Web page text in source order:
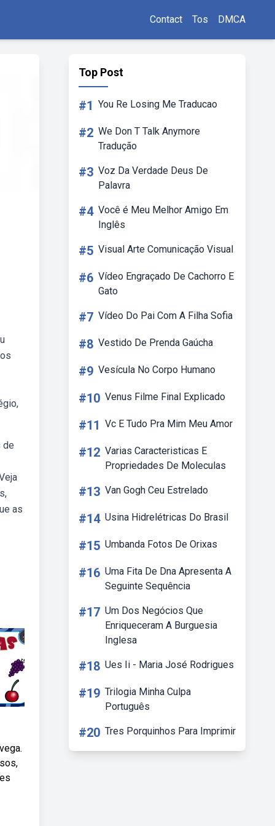
Contact Tos DMCA
de
as
Top Post
#1 You Re Losing Me Traducao
#2 We Don T Talk Anymore
Tradução
#3 Voz Da Verdade Deus De
Palavra
#4 Você é Meu Melhor Amigo Em
Inglês
#5 Visual Arte Comunicação Visual
#6 Vídeo Engraçado De Cachorro E
Gato
#7 Vídeo Do Pai Com A Filha Sofia
#8 Vestido De Prenda Gaúcha
#9 Vesícula No Corpo Humano
#10 Venus Filme Final Explicado
#11 Vc E Tudo Pra Mim Meu Amor
#12 Varias Caracteristicas E
Propriedades De Moleculas
#13 Van Gogh Ceu Estrelado
#14 Usina Hidrelétricas Do Brasil
#15 Umbanda Fotos De Orixas
#16 Uma Fita De Dna Apresenta A
Seguinte Sequência
#17 Um Dos Negócios Que
Enriqueceram A Burguesia
Inglesa
#18 Ues Ii - Maria José Rodrigues
#19 Trilogia Minha Culpa
Português
#20 Tres Porquinhos Para Imprimir